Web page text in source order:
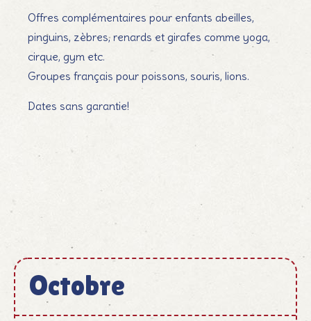
Offres complémentaires pour enfants abeilles,
pinguins, zèbres, renards et girafes comme yoga,
cirque, gym etc.
Groupes français pour poissons, souris, lions.
Dates sans garantie!
Octobre
Oktober